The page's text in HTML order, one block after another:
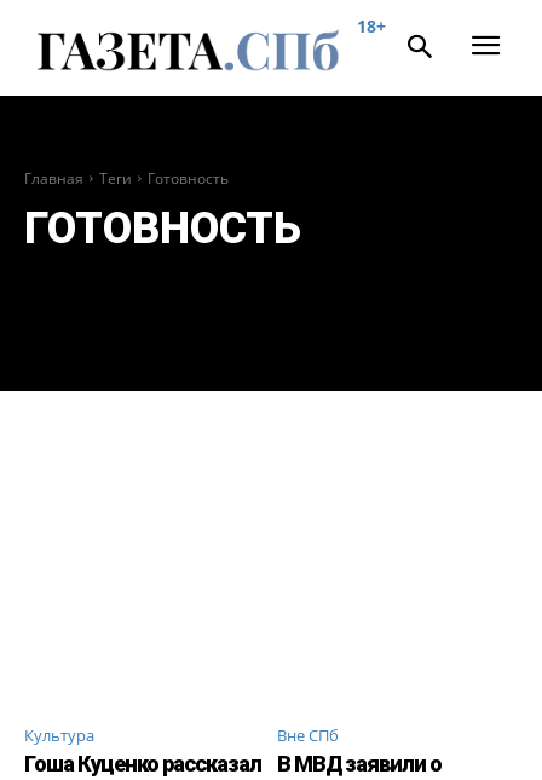
18+
Главная Теги Готовность
ГОТОВНОСТЬ
Культура
Гоша Куценко рассказал
Вне СПб
В МВД заявили о